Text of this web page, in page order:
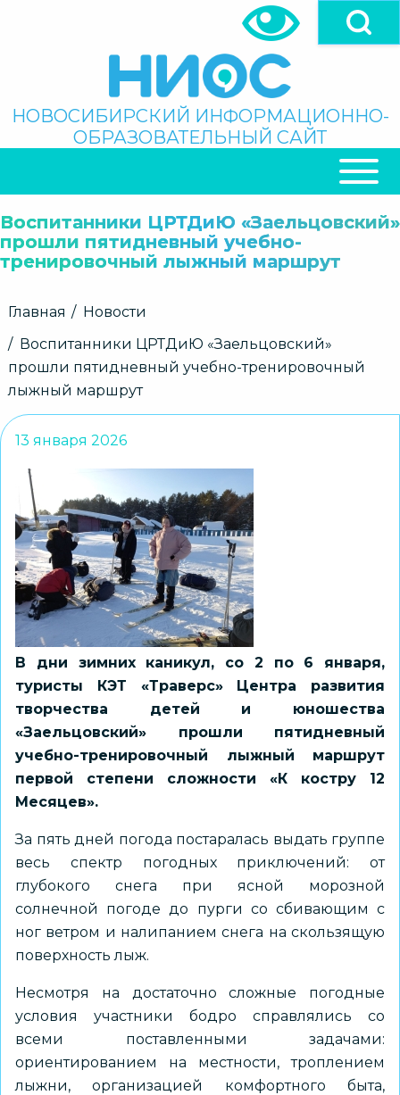
Поиск
НОВОСИБИРСКИЙ ИНФОРМАЦИОННО-
ОБРАЗОВАТЕЛЬНЫЙ САЙТ
НАВИГАЦИЯ
Воспитанники ЦРТДиЮ «Заельцовский»
прошли пятидневный учебно-
тренировочный лыжный маршрут
Строка
Главная
Новости
Воспитанники ЦРТДиЮ «Заельцовский»
прошли пятидневный учебно-тренировочный
лыжный маршрут
13 января 2026
В дни зимних каникул, со 2 по 6 января,
туристы КЭТ «Траверс» Центра развития
творчества детей и юношества
«Заельцовский» прошли пятидневный
учебно-тренировочный лыжный маршрут
первой степени сложности «К костру 12
Месяцев».
За пять дней погода постаралась выдать группе
весь спектр погодных приключений: от
глубокого снега при ясной морозной
солнечной погоде до пурги со сбивающим с
ног ветром и налипанием снега на скользящую
поверхность лыж.
Несмотря на достаточно сложные погодные
условия участники бодро справлялись со
всеми поставленными задачами:
ориентированием на местности, троплением
лыжни, организацией комфортного быта,